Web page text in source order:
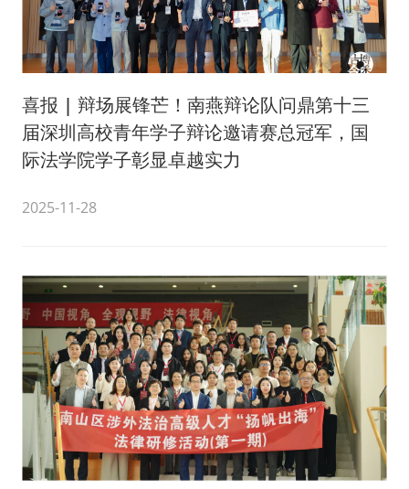
喜报 | 辩场展锋芒！南燕辩论队问鼎第十三
届深圳高校青年学子辩论邀请赛总冠军，国
际法学院学子彰显卓越实力
2025-11-28